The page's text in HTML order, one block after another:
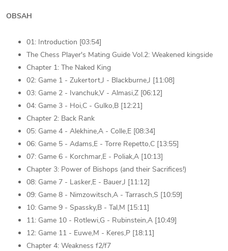
OBSAH
01: Introduction [03:54]
The Chess Player's Mating Guide Vol.2: Weakened kingside
Chapter 1: The Naked King
02: Game 1 - Zukertort,J - Blackburne,J [11:08]
03: Game 2 - Ivanchuk,V - Almasi,Z [06:12]
04: Game 3 - Hoi,C - Gulko,B [12:21]
Chapter 2: Back Rank
05: Game 4 - Alekhine,A - Colle,E [08:34]
06: Game 5 - Adams,E - Torre Repetto,C [13:55]
07: Game 6 - Korchmar,E - Poliak,A [10:13]
Chapter 3: Power of Bishops (and their Sacrifices!)
08: Game 7 - Lasker,E - Bauer,J [11:12]
09: Game 8 - Nimzowitsch,A - Tarrasch,S [10:59]
10: Game 9 - Spassky,B - Tal,M [15:11]
11: Game 10 - Rotlewi,G - Rubinstein,A [10:49]
12: Game 11 - Euwe,M - Keres,P [18:11]
Chapter 4: Weakness f2/f7